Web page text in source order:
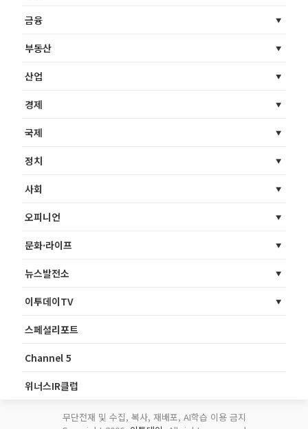
금융
부동산
산업
경제
국제
정치
사회
오피니언
문화·라이프
뉴스발전소
이투데이TV
스페셜리포트
Channel 5
위너스IR클럽
무단전재 및 수집, 복사, 재배포, AI학습 이용 금지